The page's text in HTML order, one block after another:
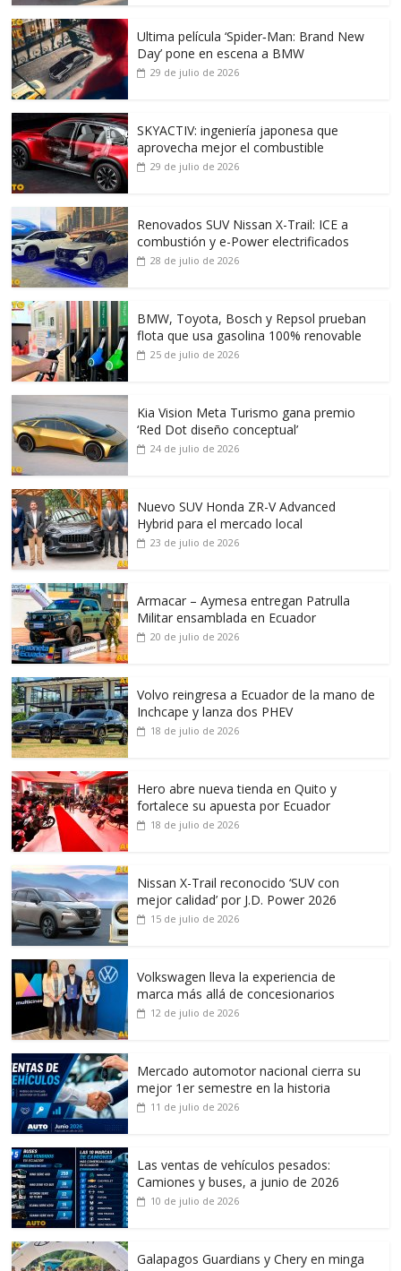
Ultima película ‘Spider‑Man: Brand New
Day’ pone en escena a BMW
29 de julio de 2026
SKYACTIV: ingeniería japonesa que
aprovecha mejor el combustible
29 de julio de 2026
Renovados SUV Nissan X-Trail: ICE a
combustión y e-Power electrificados
28 de julio de 2026
BMW, Toyota, Bosch y Repsol prueban
flota que usa gasolina 100% renovable
25 de julio de 2026
Kia Vision Meta Turismo gana premio
‘Red Dot diseño conceptual’
24 de julio de 2026
Nuevo SUV Honda ZR-V Advanced
Hybrid para el mercado local
23 de julio de 2026
Armacar – Aymesa entregan Patrulla
Militar ensamblada en Ecuador
20 de julio de 2026
Volvo reingresa a Ecuador de la mano de
Inchcape y lanza dos PHEV
18 de julio de 2026
Hero abre nueva tienda en Quito y
fortalece su apuesta por Ecuador
18 de julio de 2026
Nissan X-Trail reconocido ‘SUV con
mejor calidad’ por J.D. Power 2026
15 de julio de 2026
Volkswagen lleva la experiencia de
marca más allá de concesionarios
12 de julio de 2026
Mercado automotor nacional cierra su
mejor 1er semestre en la historia
11 de julio de 2026
Las ventas de vehículos pesados:
Camiones y buses, a junio de 2026
10 de julio de 2026
Galapagos Guardians y Chery en minga